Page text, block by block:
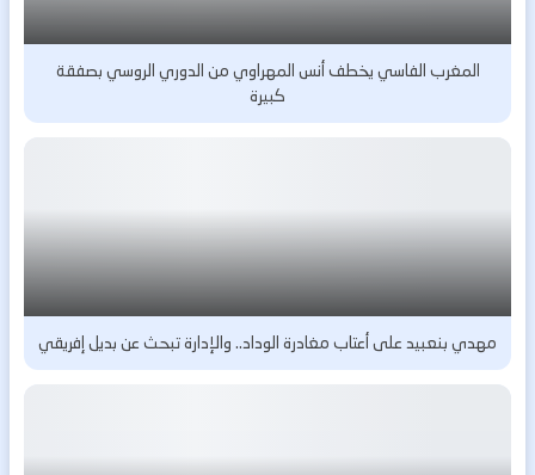
المغرب الفاسي يخطف أنس المهراوي من الدوري الروسي بصفقة
كبيرة
مهدي بنعبيد على أعتاب مغادرة الوداد.. والإدارة تبحث عن بديل إفريقي